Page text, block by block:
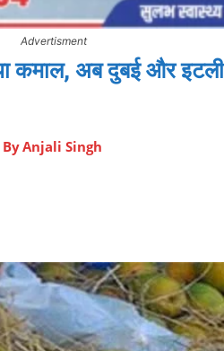
Advertisment
कमाल, अब दुबई और
ByAnjali Singh